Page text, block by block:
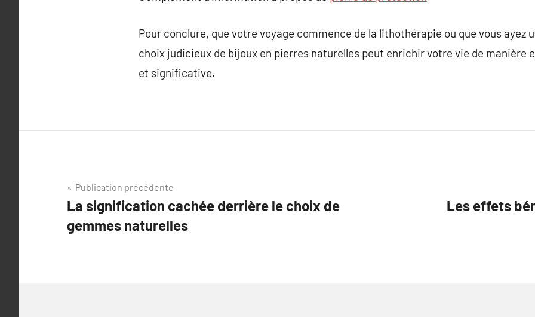
Pour conclure, que votre voyage commence de la lithothérapie ou que vous ayez
choix judicieux de bijoux en pierres naturelles peut enrichir votre vie de manière
et significative.
Navigation
de
l’article
Publication précédente
La signification cachée derrière le choix de
gemmes naturelles
Les effets